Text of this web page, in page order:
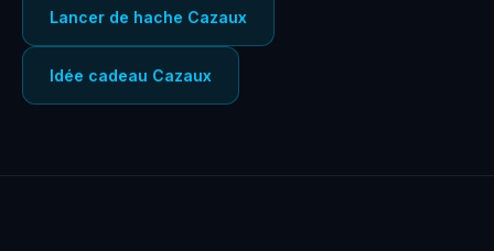
Lancer de hache Cazaux
Idée cadeau Cazaux